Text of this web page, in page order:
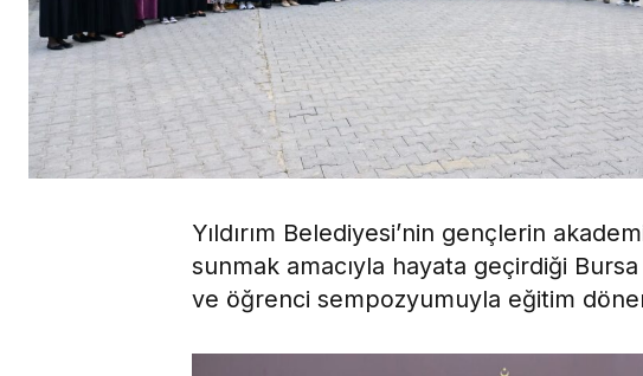
Yıldırım Belediyesi’nin gençlerin
sunmak amacıyla hayata geçirdiği
ve öğrenci sempozyumuyla eğitim